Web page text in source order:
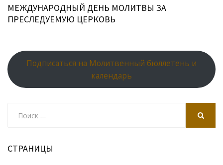
МЕЖДУНАРОДНЫЙ ДЕНЬ МОЛИТВЫ ЗА
ПРЕСЛЕДУЕМУЮ ЦЕРКОВЬ
Подписаться на Молитвенный бюллетень и
календарь
СТРАНИЦЫ